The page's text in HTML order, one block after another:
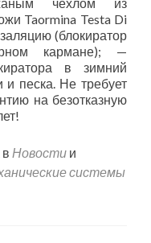
Taormina Testa Di
(блокиратор
кармане); —
в зимний
и песка. Не требует
на безотказную
Новости и
системы